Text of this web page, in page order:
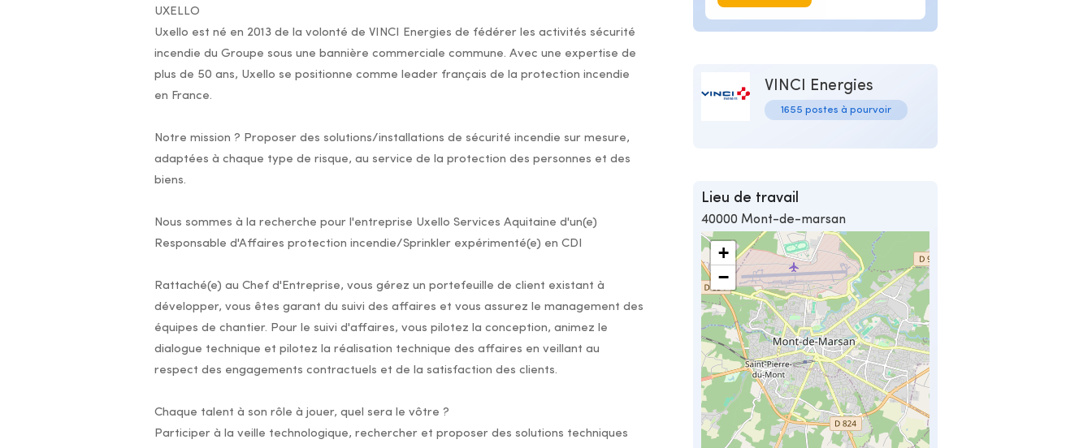
UXELLO
Uxello est né en 2013 de la volonté de VINCI Energies de fédérer les activités sécurité
incendie du Groupe sous une bannière commerciale commune. Avec une expertise de
plus de 50 ans, Uxello se positionne comme leader français de la protection incendie
en France.
Notre mission ? Proposer des solutions/installations de sécurité incendie sur mesure,
adaptées à chaque type de risque, au service de la protection des personnes et des
biens.
Nous sommes à la recherche pour l'entreprise Uxello Services Aquitaine d'un(e)
Responsable d'Affaires protection incendie/Sprinkler expérimenté(e) en CDI
Rattaché(e) au Chef d'Entreprise, vous gérez un portefeuille de client existant à
développer, vous êtes garant du suivi des affaires et vous assurez le management des
équipes de chantier. Pour le suivi d'affaires, vous pilotez la conception, animez le
dialogue technique et pilotez la réalisation technique des affaires en veillant au
respect des engagements contractuels et de la satisfaction des clients.
Chaque talent à son rôle à jouer, quel sera le vôtre ?
Participer à la veille technologique, rechercher et proposer des solutions techniques
VINCI Energies
1655 postes à pourvoir
Lieu de travail
40000 Mont-de-marsan
+
−